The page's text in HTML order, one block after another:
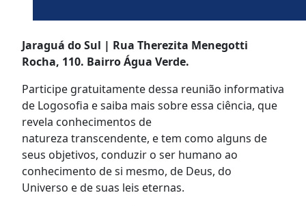
Jaraguá do Sul | Rua Therezita Menegotti
Rocha, 110. Bairro Água Verde.
Participe gratuitamente dessa reunião informativa
de Logosofia e saiba mais sobre essa ciência, que
revela conhecimentos de
natureza transcendente, e tem como alguns de
seus objetivos, conduzir o ser humano ao
conhecimento de si mesmo, de Deus, do
Universo e de suas leis eternas.